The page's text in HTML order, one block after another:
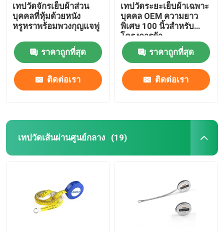
เทปวัดจักรเย็บผ้าส่วน
บุคคลที่หุ้มด้วยหนัง
หรูหราพร้อมพวงกุญแจพู่
ราคาถูกที่สุด
ติดต่อเรา
เทปวัดระยะเย็บผ้าเฉพาะ
บุคคล OEM ความยาว
พิเศษ 100 นิ้วสำหรับ
โครงการผ้า
ราคาถูกที่สุด
ติดต่อเรา
เทปวัดเส้นผ่านศูนย์กลาง (19)